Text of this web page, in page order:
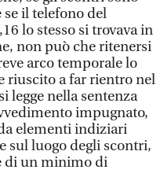
il telefono del
lo stesso si trovava in
non può che ritenersi
arco temporale lo
riuscito a far rientro nel
legge nella sentenza
impugnato,
elementi indiziari
sul luogo degli scontri,
di un minimo di